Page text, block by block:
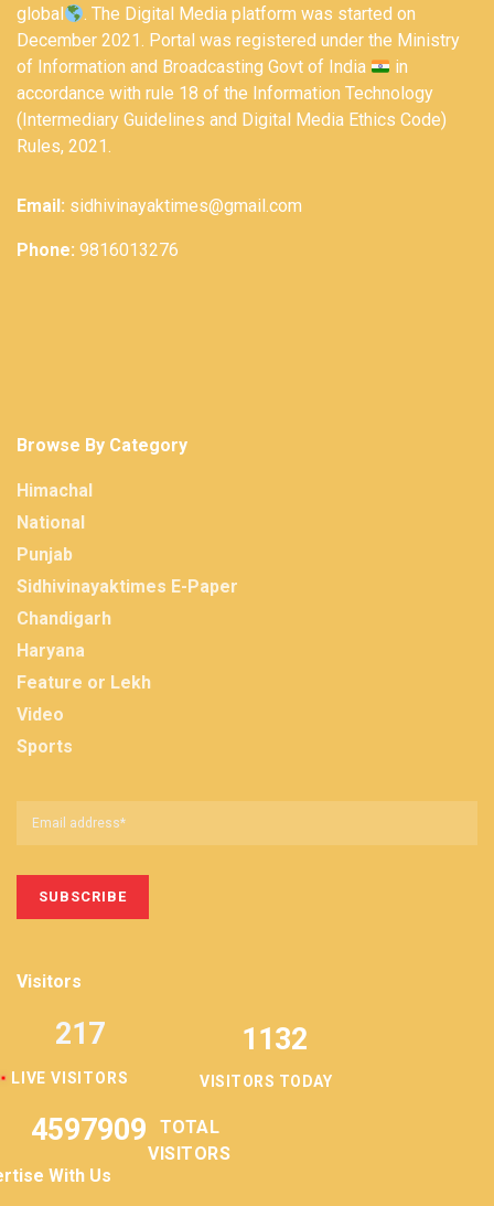
global
. The Digital Media platform was started on
December 2021. Portal was registered under the Ministry
of Information and Broadcasting Govt of India
in
accordance with rule 18 of the Information Technology
(Intermediary Guidelines and Digital Media Ethics Code)
Rules, 2021.
Email: sidhivinayaktimes@gmail.com
Phone: 9816013276
Browse By Category
Himachal
National
Punjab
Sidhivinayaktimes E-Paper
Chandigarh
Haryana
Feature or Lekh
Video
Sports
Visitors
LIVE VISITORS
217 1132
VISITORS TODAY
4597909
TOTAL
VISITORS
With Us